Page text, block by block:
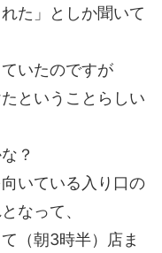
た」としか聞いて
いたのですが
ということらしい
？
いている入り口の
なって、
（朝3時半）店ま